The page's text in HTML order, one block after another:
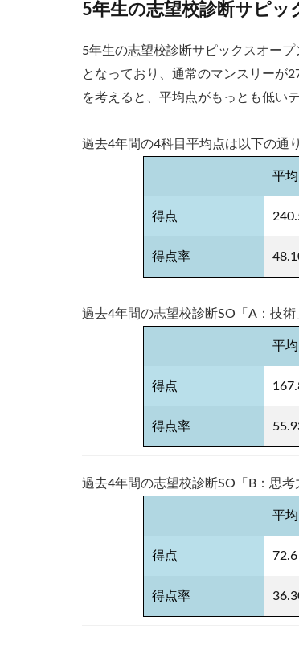
5年生の志望校診断サピッ
5年生の志望校診断サピックスオー
となっており、通常のマンスリーが
を考えると、平均点がもっとも低い
過去4年間の4科目平均点は以下の通
平
得点
得点率
過去4年間の志望校診断SO「A：技
平
得点
得点率
過去4年間の志望校診断SO「B：思
平
得点 72.6
得点率